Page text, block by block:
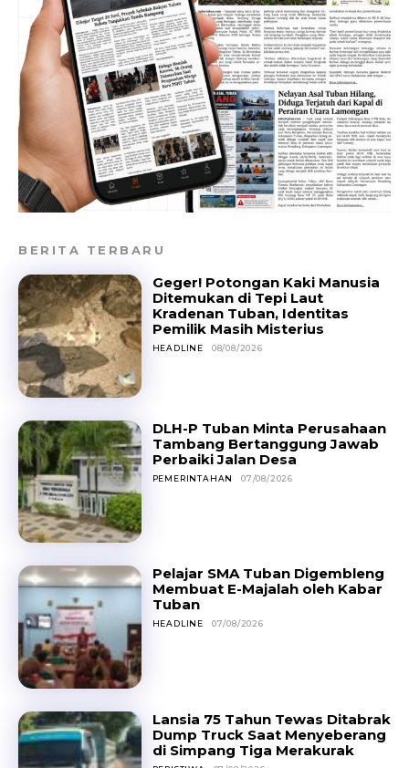
BERITA TERBARU
Geger! Potongan Kaki Manusia
Ditemukan di Tepi Laut
Kradenan Tuban, Identitas
Pemilik Masih Misterius
HEADLINE 08/08/2026
DLH-P Tuban Minta Perusahaan
Tambang Bertanggung Jawab
Perbaiki Jalan Desa
PEMERINTAHAN 07/08/2026
Pelajar SMA Tuban Digembleng
Membuat E-Majalah oleh Kabar
Tuban
HEADLINE 07/08/2026
Lansia 75 Tahun Tewas Ditabrak
Dump Truck Saat Menyeberang
di Simpang Tiga Merakurak